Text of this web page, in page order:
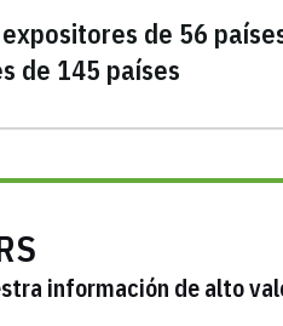
de 56
de 145 países
información de alto